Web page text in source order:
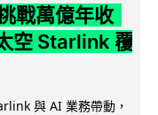
戰萬億年收
空 Starlink 覆
與 AI 業務帶動，